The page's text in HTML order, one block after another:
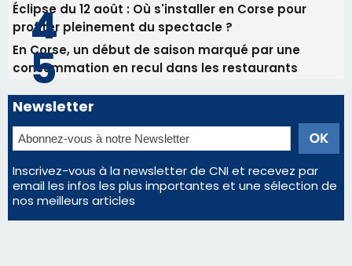
Éclipse du 12 août : Où s'installer en Corse pour
profiter pleinement du spectacle ?
En Corse, un début de saison marqué par une
consommation en recul dans les restaurants
Newsletter
Inscrivez-vous à la newsletter de CNI et recevez par
email les infos les plus importantes et une sélection de
nos meilleurs articles